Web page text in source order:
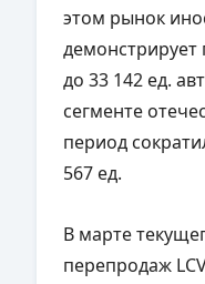
этом рынок
демонстрирует
до 33 142 ед.
сегменте
период
567 ед.
В марте
перепродаж